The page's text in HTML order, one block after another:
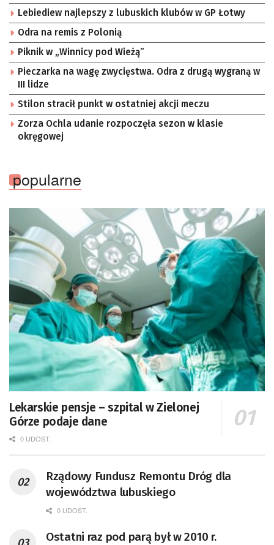
Lebiediew najlepszy z lubuskich klubów w GP Łotwy
Odra na remis z Polonią
Piknik w „Winnicy pod Wieżą”
Pieczarka na wagę zwycięstwa. Odra z drugą wygraną w
III lidze
Stilon stracił punkt w ostatniej akcji meczu
Zorza Ochla udanie rozpoczęła sezon w klasie
okręgowej
popularne
Lekarskie pensje – szpital w Zielonej
Górze podaje dane
0 UDOST.
Rządowy Fundusz Remontu Dróg dla
województwa lubuskiego
0 UDOST.
Ostatni raz pod parą był w 2010 r.